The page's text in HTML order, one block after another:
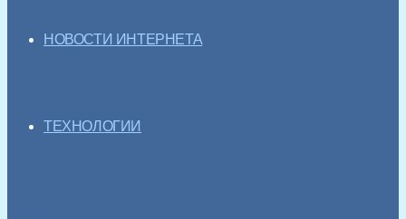
НОВОСТИ ИНТЕРНЕТА
ТЕХНОЛОГИИ